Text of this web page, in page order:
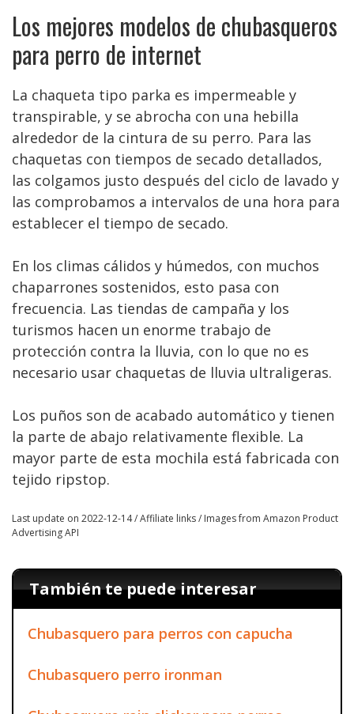
Los mejores modelos de chubasqueros
para perro de internet
La chaqueta tipo parka es impermeable y
transpirable, y se abrocha con una hebilla
alrededor de la cintura de su perro. Para las
chaquetas con tiempos de secado detallados,
las colgamos justo después del ciclo de lavado y
las comprobamos a intervalos de una hora para
establecer el tiempo de secado.
En los climas cálidos y húmedos, con muchos
chaparrones sostenidos, esto pasa con
frecuencia. Las tiendas de campaña y los
turismos hacen un enorme trabajo de
protección contra la lluvia, con lo que no es
necesario usar chaquetas de lluvia ultraligeras.
Los puños son de acabado automático y tienen
la parte de abajo relativamente flexible. La
mayor parte de esta mochila está fabricada con
tejido ripstop.
Last update on 2022-12-14 / Affiliate links / Images from Amazon Product
Advertising API
También te puede interesar
Chubasquero para perros con capucha
Chubasquero perro ironman